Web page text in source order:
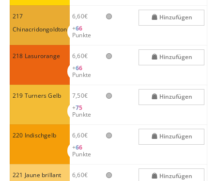
217
Chinacridongoldton
6,60€
+66
Punkte
🟢 Hinzufügen
218 Lasurorange
6,60€
+66
Punkte
🟢 Hinzufügen
219 Turners Gelb
7,50€
+75
Punkte
🟢 Hinzufügen
220 Indischgelb
6,60€
+66
Punkte
🟢 Hinzufügen
221 Jaune brillant
6,60€
🟢 Hinzufügen